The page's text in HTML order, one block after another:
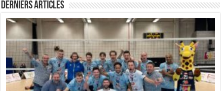
Derniers articles